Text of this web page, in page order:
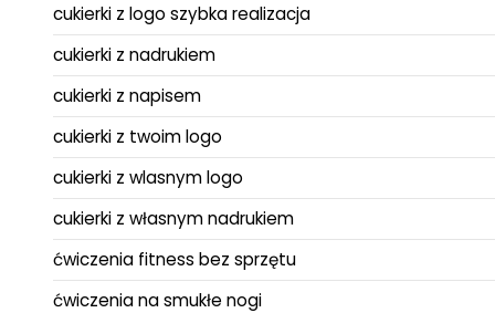
cukierki z logo szybka realizacja
cukierki z nadrukiem
cukierki z napisem
cukierki z twoim logo
cukierki z wlasnym logo
cukierki z własnym nadrukiem
ćwiczenia fitness bez sprzętu
ćwiczenia na smukłe nogi